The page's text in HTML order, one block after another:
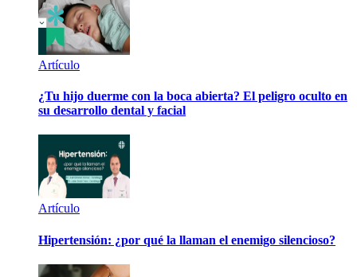
Artículo
¿Tu hijo duerme con la boca abierta? El peligro oculto en
su desarrollo dental y facial
Artículo
Hipertensión: ¿por qué la llaman el enemigo silencioso?